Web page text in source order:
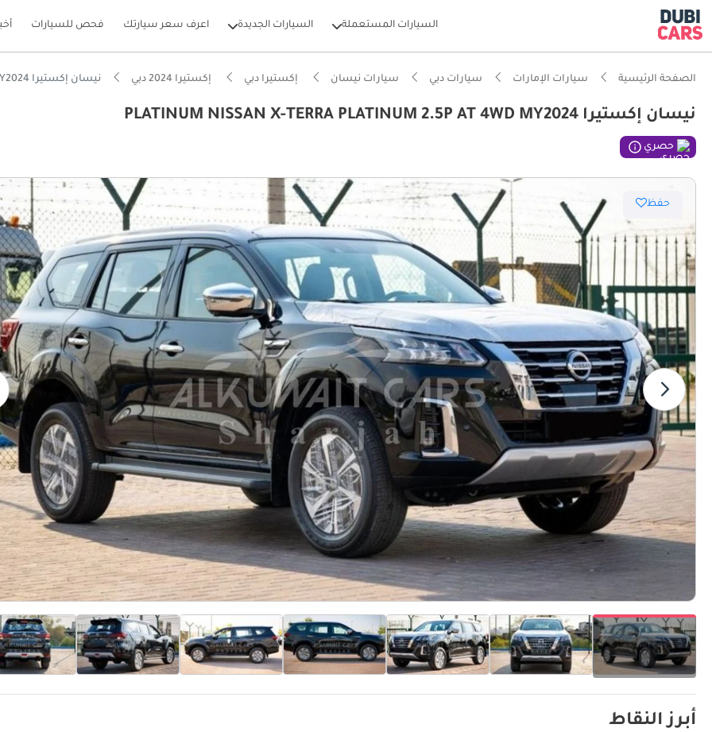
السيارات المستعملة السيارات الجديدة اعرف سعر سيارتك فحص للسيارات
الصفحة الرئيسية سيارات الإمارات سيارات دبي سيارات نيسان إكستيرا دبي إكستيرا 2024 دبي نيسان إكستيرا PLATINUM NISSAN X-TERRA PLATINUM 2.5P AT 4WD MY2024
نيسان إكستيرا PLATINUM NISSAN X-TERRA PLATINUM 2.5P AT 4WD MY2024
حصري
حفظ
أبرز النقاط
ذكاء دوبيكارز
مؤهلة فعلياً للسير على الطرق الوعرة
نظام صوتي فاخر قياسي
أحدث أنظمة ADAS قياسية